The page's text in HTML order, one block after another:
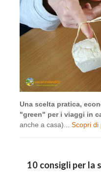
Una scelta pratica,
"green" per i viaggi in
anche a casa)... Scopri di
10 consigli per la